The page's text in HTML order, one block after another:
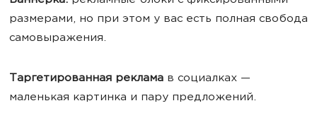
размерами, но при этом у вас есть полная свобода
самовыражения.
Таргетированная реклама в социалках —
маленькая картинка и пару предложений.